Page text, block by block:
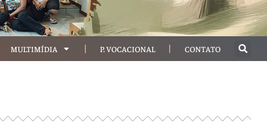
MULTIMÍDIA P. VOCACIONAL CONTATO